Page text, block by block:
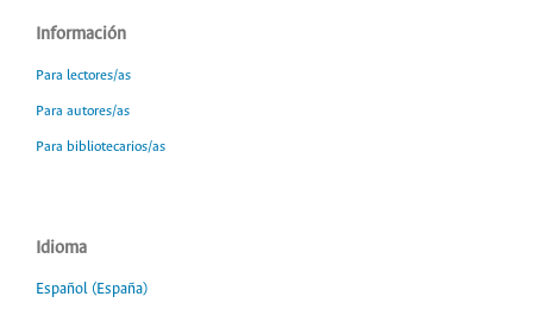
Información
Para lectores/as
Para autores/as
Para bibliotecarios/as
Idioma
Español (España)